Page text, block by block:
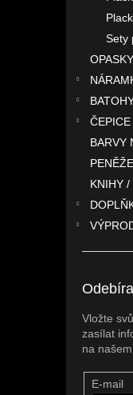
Sety
OPASKY
BARVY
KNIHY /
Vložte
zasílat
na
E-mail